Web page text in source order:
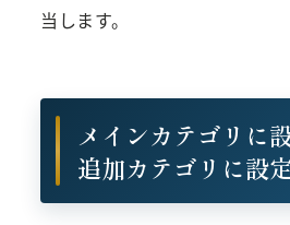
当します。
メインカテゴリに
追加カテゴリに設